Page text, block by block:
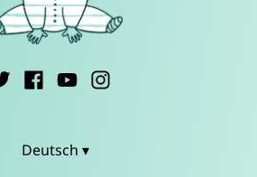
Deutsch ▾